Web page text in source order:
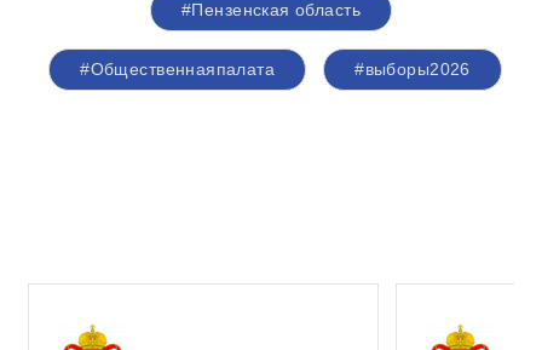
#Пензенская область
#Общественнаяпалата #выборы2026